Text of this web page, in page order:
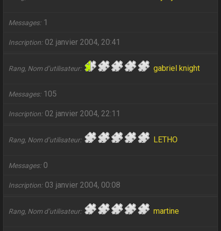
Messages 1
Inscription 02 janvier 2004, 20:41
Rang, Nom d’utilisateur gabriel knight
Messages 105
Inscription 02 janvier 2004, 22:11
Rang, Nom d’utilisateur LETHO
Messages 0
Inscription 03 janvier 2004, 00:08
Rang, Nom d’utilisateur martine